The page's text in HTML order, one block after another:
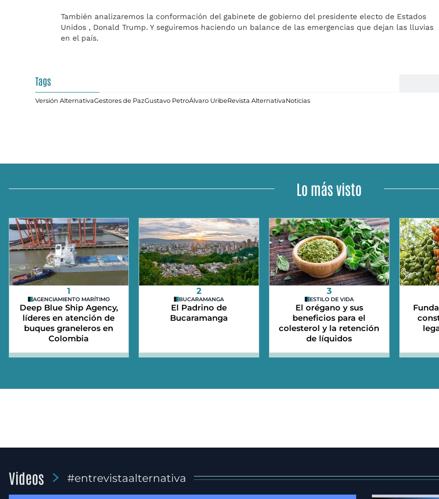
También analizaremos la conformación del gabinete de gobierno del presidente electo de Estados
Unidos , Donald Trump. Y seguiremos haciendo un balance de las emergencias que dejan las lluvias
en el país.
Tags
Versión AlternativaGestores de PazGustavo PetroÁlvaro UribeRevista AlternativaNoticias
Lo más visto
1
AGENCIAMIENTO MARÍTIMO
Deep Blue Ship Agency,
líderes en atención de
buques graneleros en
Colombia
2
BUCARAMANGA
El Padrino de
Bucaramanga
3
ESTILO DE VIDA
El orégano y sus
beneficios para el
colesterol y la retención
de líquidos
Videos #entrevistaalternativa